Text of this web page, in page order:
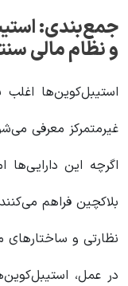
جمع‌بندی:
و نظام مالی
استیبل‌کوین‌ها اغلب
غیرمتمرکز معرفی
اگرچه این
بلاکچین فراهم
نظارتی و ساختارهای
در عمل،